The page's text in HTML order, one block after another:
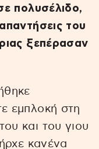
πολυσέλιδο,
του
ξεπέρασαν
εμπλοκή στη
και του γιου
κανένα